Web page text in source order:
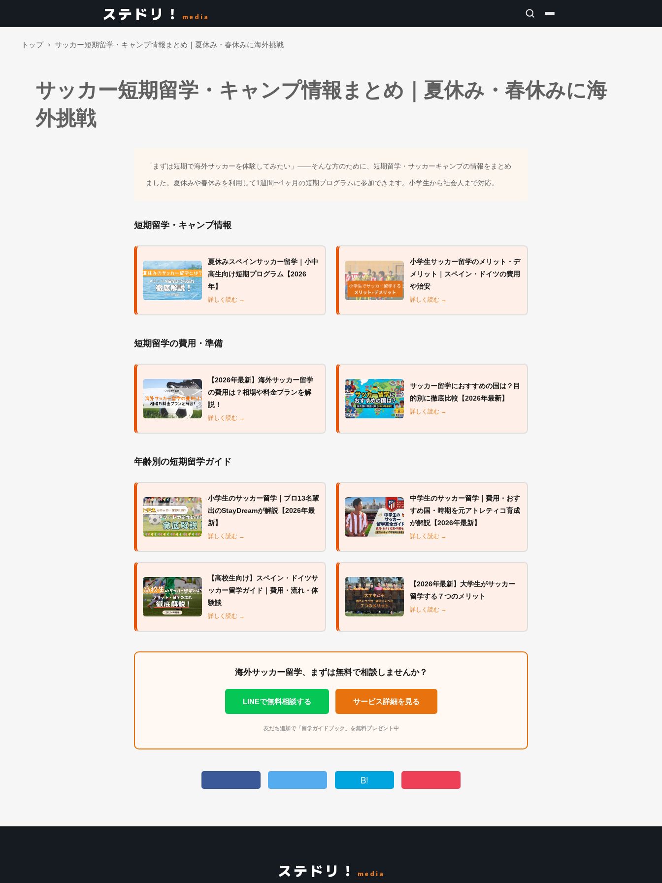
ステドリ！ media
トップ サッカー短期留学・キャンプ情報まとめ｜夏休み・春休みに海外挑戦
サッカー短期留学・キャンプ情報まとめ｜夏休み・春休みに海
外挑戦
「まずは短期で海外サッカーを体験してみたい」——そんな方のために、短期留学・サッカーキャンプの情報をまとめ
ました。夏休みや春休みを利用して1週間〜1ヶ月の短期プログラムに参加できます。小学生から社会人まで対応。
短期留学・キャンプ情報
夏休みスペインサッカー留学｜小中
高生向け短期プログラム【2026
年】
詳しく読む →
小学生サッカー留学のメリット・デ
メリット｜スペイン・ドイツの費用
や治安
詳しく読む →
短期留学の費用・準備
【2026年最新】海外サッカー留学
の費用は？相場や料金プランを解
説！
詳しく読む →
サッカー留学におすすめの国は？目
的別に徹底比較【2026年最新】
詳しく読む →
年齢別の短期留学ガイド
小学生のサッカー留学｜プロ13名輩
出のStayDreamが解説【2026年最
新】
詳しく読む →
中学生のサッカー留学｜費用・おす
すめ国・時期を元アトレティコ育成
が解説【2026年最新】
詳しく読む →
【高校生向け】スペイン・ドイツサ
ッカー留学ガイド｜費用・流れ・体
験談
詳しく読む →
【2026年最新】大学生がサッカー
留学する７つのメリット
詳しく読む →
海外サッカー留学、まずは無料で相談しませんか？
LINEで無料相談する サービス詳細を見る
友だち追加で「留学ガイドブック」を無料プレゼント中
B!
ステドリ！ media